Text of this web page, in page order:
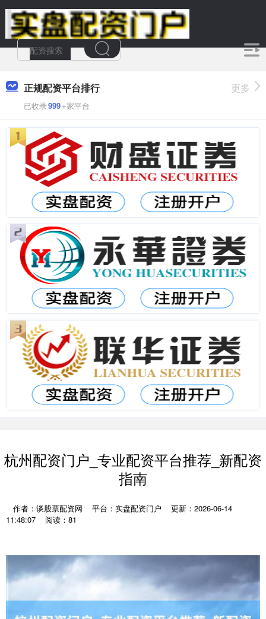
正规配资平台排行
已收录999+家平台
更多
杭州配资门户_专业配资平台推荐_新配资
指南
作者：谈股票配资网 平台：实盘配资门户
更新：2026-06-14
11:48:07
阅读：81